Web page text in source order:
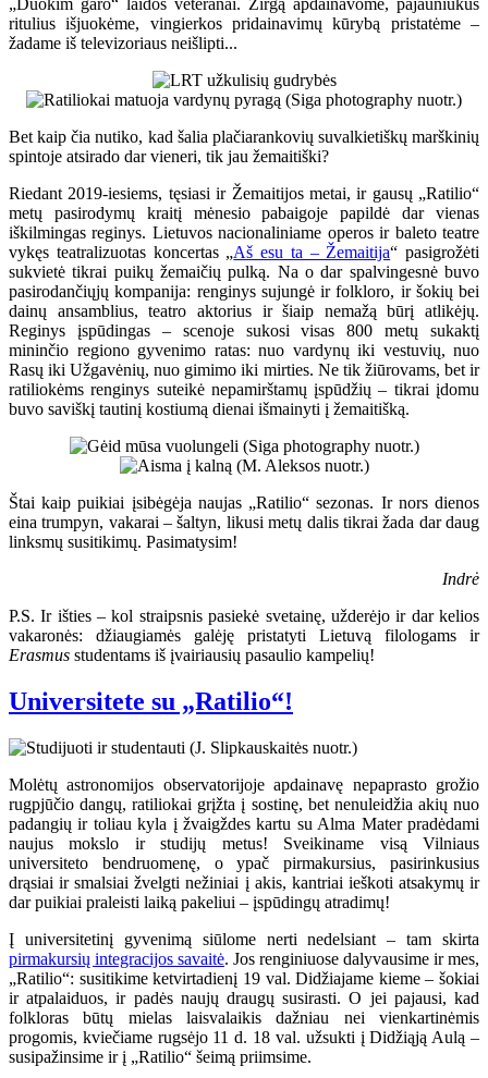
„Duokim garo“ laidos veteranai. Žirgą apdainavome, pajauniukus
ritulius išjuokėme, vingierkos pridainavimų kūrybą pristatėme –
žadame iš televizoriaus neišlipti...
Bet kaip čia nutiko, kad šalia plačiarankovių suvalkietiškų marškinių
spintoje atsirado dar vieneri, tik jau žemaitiški?
Riedant 2019-iesiems, tęsiasi ir Žemaitijos metai, ir gausų „Ratilio“
metų pasirodymų kraitį mėnesio pabaigoje papildė dar vienas
iškilmingas reginys. Lietuvos nacionaliniame operos ir baleto teatre
vykęs teatralizuotas koncertas „Aš esu ta – Žemaitija“ pasigrožėti
sukvietė tikrai puikų žemaičių pulką. Na o dar spalvingesnė buvo
pasirodančiųjų kompanija: renginys sujungė ir folkloro, ir šokių bei
dainų ansamblius, teatro aktorius ir šiaip nemažą būrį atlikėjų.
Reginys įspūdingas – scenoje sukosi visas 800 metų sukaktį
mininčio regiono gyvenimo ratas: nuo vardynų iki vestuvių, nuo
Rasų iki Užgavėnių, nuo gimimo iki mirties. Ne tik žiūrovams, bet ir
ratiliokėms renginys suteikė nepamirštamų įspūdžių – tikrai įdomu
buvo saviškį tautinį kostiumą dienai išmainyti į žemaitišką.
Štai kaip puikiai įsibėgėja naujas „Ratilio“ sezonas. Ir nors dienos
eina trumpyn, vakarai – šaltyn, likusi metų dalis tikrai žada dar daug
linksmų susitikimų. Pasimatysim!
Indrė
P.S. Ir išties – kol straipsnis pasiekė svetainę, užderėjo ir dar kelios
vakaronės: džiaugiamės galėję pristatyti Lietuvą filologams ir
Erasmus studentams iš įvairiausių pasaulio kampelių!
Universitete su „Ratilio“!
Molėtų astronomijos observatorijoje apdainavę nepaprasto grožio
rugpjūčio dangų, ratiliokai grįžta į sostinę, bet nenuleidžia akių nuo
padangių ir toliau kyla į žvaigždes kartu su Alma Mater pradėdami
naujus mokslo ir studijų metus! Sveikiname visą Vilniaus
universiteto bendruomenę, o ypač pirmakursius, pasirinkusius
drąsiai ir smalsiai žvelgti nežiniai į akis, kantriai ieškoti atsakymų ir
dar puikiai praleisti laiką pakeliui – įspūdingų atradimų!
Į universitetinį gyvenimą siūlome nerti nedelsiant – tam skirta
pirmakursių integracijos savaitė. Jos renginiuose dalyvausime ir mes,
„Ratilio“: susitikime ketvirtadienį 19 val. Didžiajame kieme – šokiai
ir atpalaiduos, ir padės naujų draugų susirasti. O jei pajausi, kad
folkloras būtų mielas laisvalaikis dažniau nei vienkartinėmis
progomis, kviečiame rugsėjo 11 d. 18 val. užsukti į Didžiąją Aulą –
susipažinsime ir į „Ratilio“ šeimą priimsime.